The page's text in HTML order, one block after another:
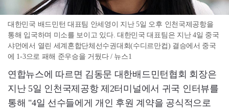
대한민국 배드민턴 대표팀 안세영이 지난 5일 오후 인천국제공항을
통해 입국하며 미소를 보이고 있다. 대한민국 대표팀은 지난 4일 중국
샤먼에서 열린 세계혼합단체선수권대회(수디르만컵) 결승에서 중국
에 1-3으로 패해 준우승을 거뒀다 / 뉴스1
연합뉴스에 따르면 김동문 대한배드민턴협회 회장은
지난 5일 인천국제공항 제2터미널에서 귀국 인터뷰를
통해 "4일 선수들에게 개인 후원 계약을 공식적으로